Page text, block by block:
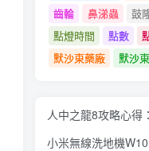
齒輪
鼻涕蟲 鼓
點燈時間
點數
默沙東藥廠
默沙東